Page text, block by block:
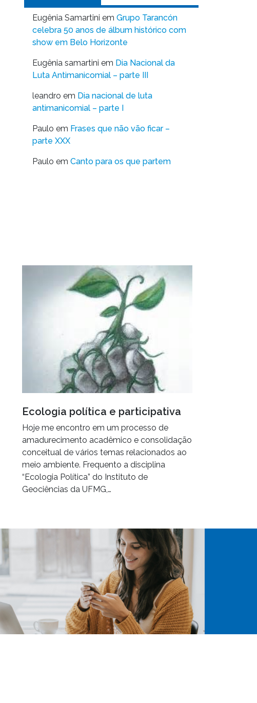
Eugênia Samartini em Grupo Tarancón
celebra 50 anos de álbum histórico com
show em Belo Horizonte
Eugênia samartini em Dia Nacional da
Luta Antimanicomial – parte III
leandro em Dia nacional de luta
antimanicomial – parte I
Paulo em Frases que não vão ficar –
parte XXX
Paulo em Canto para os que partem
Ecologia política e participativa
Hoje me encontro em um processo de
amadurecimento acadêmico e consolidação
conceitual de vários temas relacionados ao
meio ambiente. Frequento a disciplina
“Ecologia Política” do Instituto de
Geociências da UFMG,…